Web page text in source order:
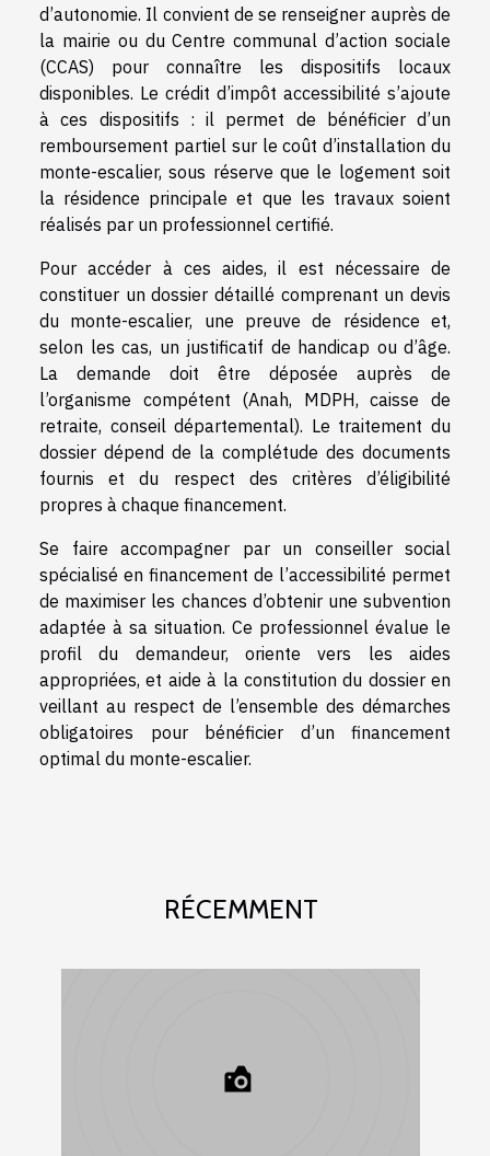
d’autonomie. Il convient de se renseigner auprès de
la mairie ou du Centre communal d’action sociale
(CCAS) pour connaître les dispositifs locaux
disponibles. Le crédit d’impôt accessibilité s’ajoute
à ces dispositifs : il permet de bénéficier d’un
remboursement partiel sur le coût d’installation du
monte-escalier, sous réserve que le logement soit
la résidence principale et que les travaux soient
réalisés par un professionnel certifié.
Pour accéder à ces aides, il est nécessaire de
constituer un dossier détaillé comprenant un devis
du monte-escalier, une preuve de résidence et,
selon les cas, un justificatif de handicap ou d’âge.
La demande doit être déposée auprès de
l’organisme compétent (Anah, MDPH, caisse de
retraite, conseil départemental). Le traitement du
dossier dépend de la complétude des documents
fournis et du respect des critères d’éligibilité
propres à chaque financement.
Se faire accompagner par un conseiller social
spécialisé en financement de l’accessibilité permet
de maximiser les chances d’obtenir une subvention
adaptée à sa situation. Ce professionnel évalue le
profil du demandeur, oriente vers les aides
appropriées, et aide à la constitution du dossier en
veillant au respect de l’ensemble des démarches
obligatoires pour bénéficier d’un financement
optimal du monte-escalier.
RÉCEMMENT